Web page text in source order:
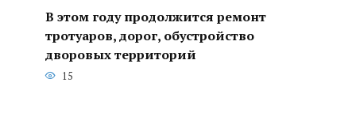
В этом году продолжится ремонт
тротуаров, дорог, обустройство
дворовых территорий
15